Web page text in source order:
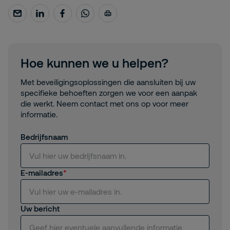
Hoe kunnen we u helpen?
Met beveiligingsoplossingen die aansluiten bij uw
specifieke behoeften zorgen we voor een aanpak
die werkt. Neem contact met ons op voor meer
informatie.
Bedrijfsnaam
E-mailadres
Uw bericht